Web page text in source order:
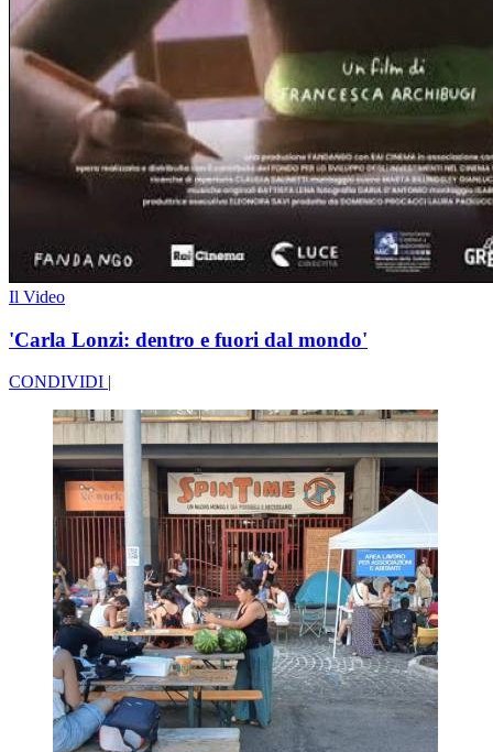
Il Video
'Carla Lonzi: dentro e fuori dal mondo'
CONDIVIDI |